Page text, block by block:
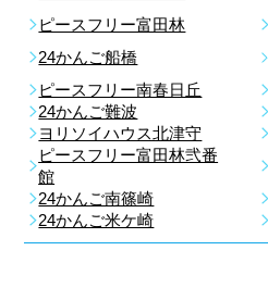
ピースフリー富田林
24かんご船橋
ピースフリー南春日丘
24かんご難波
ヨリソイハウス北津守
ピースフリー富田林弐番
館
24かんご南篠崎
24かんご米ケ崎